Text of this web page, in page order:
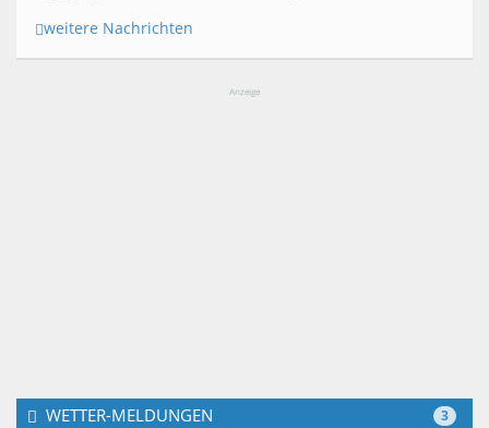
weitere Nachrichten
Anzeige
3
WETTER-MELDUNGEN